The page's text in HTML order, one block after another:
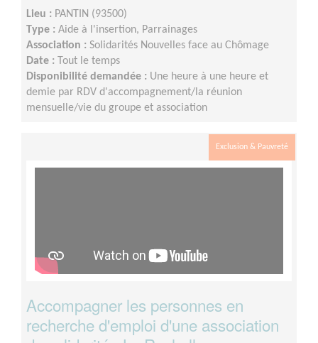
Lieu : PANTIN (93500)
Type : Aide à l'insertion, Parrainages
Association : Solidarités Nouvelles face au Chômage
Date :
Tout le temps
Disponibilité demandée : Une heure à une heure et
demie par RDV d'accompagnement/la réunion
mensuelle/vie du groupe et association
Exclusion & Pauvreté
Accompagner les personnes en
recherche d'emploi d'une association